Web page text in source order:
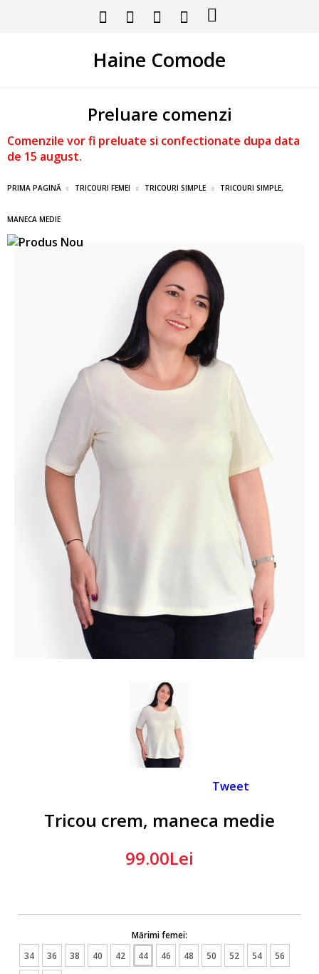
Haine Comode
Preluare comenzi
Comenzile vor fi preluate si confectionate dupa data
de 15 august.
PRIMA PAGINĂ TRICOURI FEMEI TRICOURI SIMPLE TRICOURI SIMPLE,
MANECA MEDIE
Tricou crem, maneca medie
99.00Lei
Mărimi femei:
34
36 38 40 42 44 46 48 50 52 54 56
Tweet